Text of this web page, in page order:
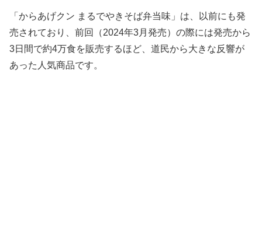
「からあげクン まるでやきそば弁当味」は、以前にも発
売されており、前回（2024年3月発売）の際には発売から
3日間で約4万食を販売するほど、道民から大きな反響が
あった人気商品です。